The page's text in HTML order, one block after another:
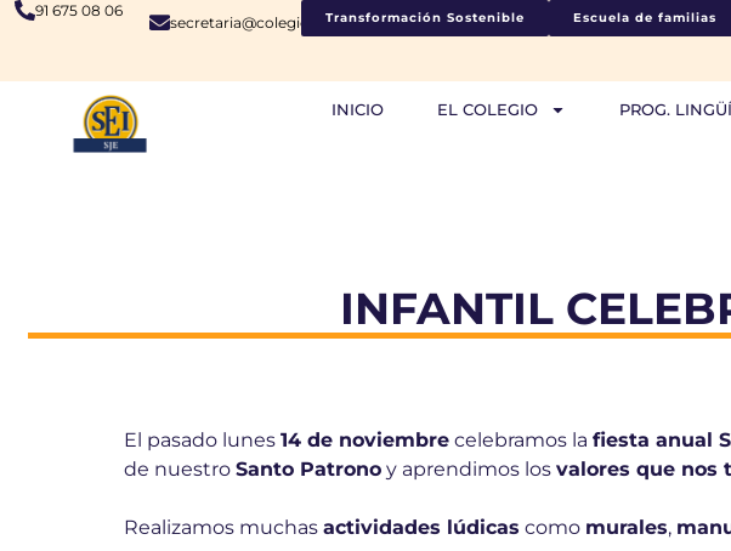
91 675 08 06
secretaria@colegiosje.esTransformación Sostenible Escuela de familias
INICIO EL COLEGIO PROG.
INFANTIL
El pasado lunes 14 de noviembre celebramos la fiesta anual
de nuestro Santo Patrono y aprendimos los valores que nos
Realizamos muchas actividades lúdicas como murales,